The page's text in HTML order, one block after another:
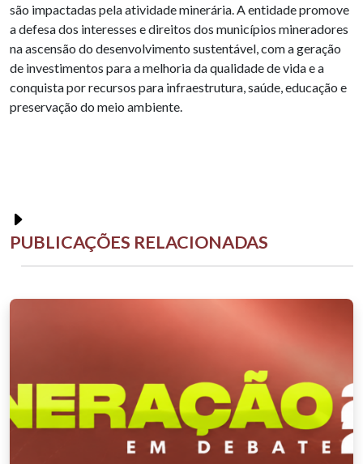
são impactadas pela atividade minerária. A entidade promove
a defesa dos interesses e direitos dos municípios mineradores
na ascensão do desenvolvimento sustentável, com a geração
de investimentos para a melhoria da qualidade de vida e a
conquista por recursos para infraestrutura, saúde, educação e
preservação do meio ambiente.
PUBLICAÇÕES RELACIONADAS